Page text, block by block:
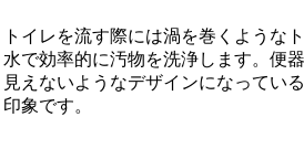
トイレを流す際には渦を巻くような
水で効率的に汚物を洗浄します。便
見えないようなデザインになってい
印象です。